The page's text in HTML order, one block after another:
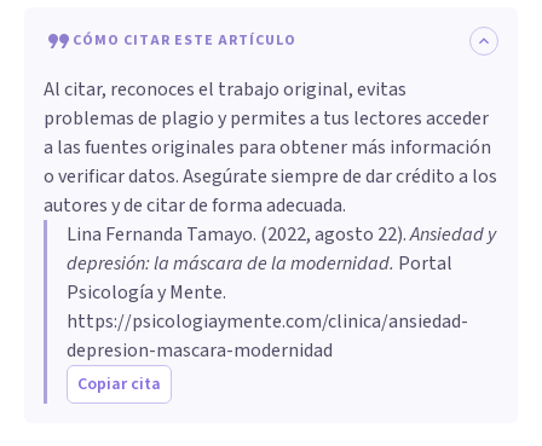
CÓMO CITAR ESTE ARTÍCULO
Al citar, reconoces el trabajo original, evitas
problemas de plagio y permites a tus lectores acceder
a las fuentes originales para obtener más información
o verificar datos. Asegúrate siempre de dar crédito a los
autores y de citar de forma adecuada.
Lina Fernanda Tamayo. (2022, agosto 22).Ansiedad y
depresión: la máscara de la modernidad. Portal
Psicología y Mente.
https://psicologiaymente.com/clinica/ansiedad-
depresion-mascara-modernidad
Copiar cita